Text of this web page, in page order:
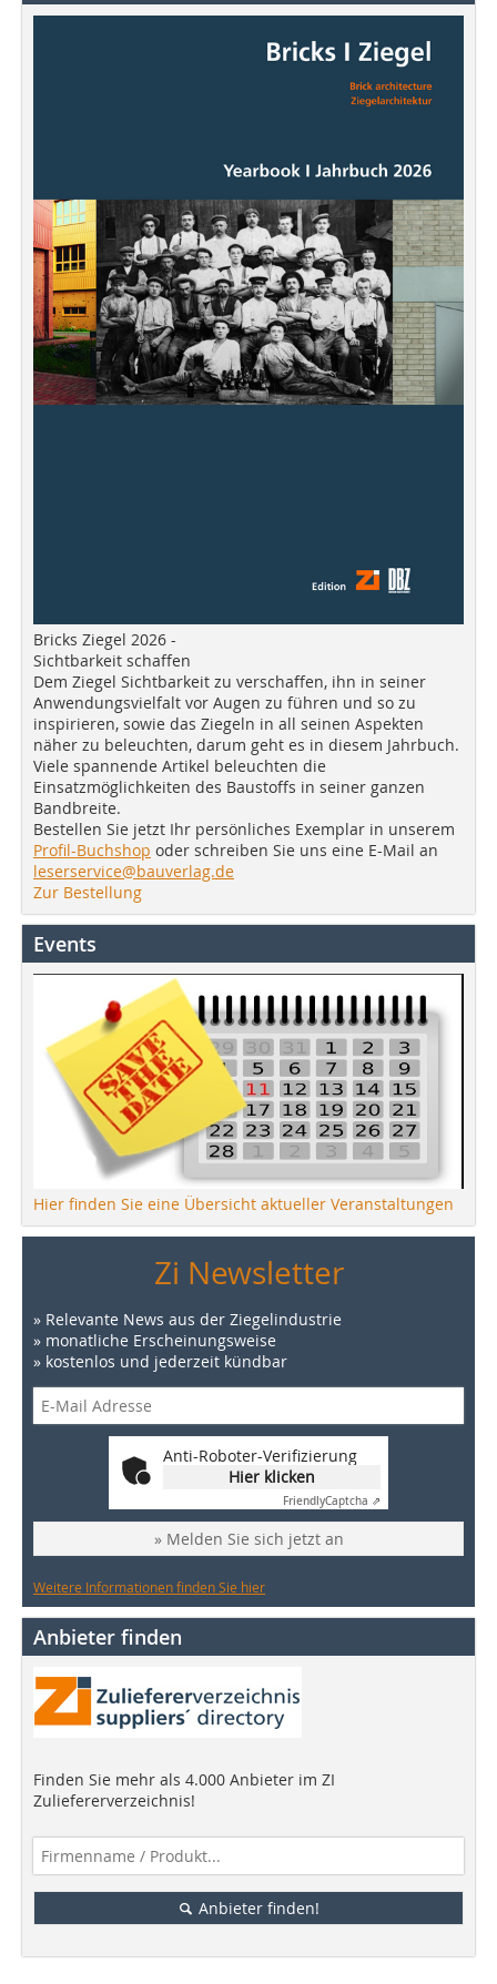
Bricks Ziegel 2026 -
Sichtbarkeit schaffen
Dem Ziegel Sichtbarkeit zu verschaffen, ihn in seiner
Anwendungsvielfalt vor Augen zu führen und so zu
inspirieren, sowie das Ziegeln in all seinen Aspekten
näher zu beleuchten, darum geht es in diesem Jahrbuch.
Viele spannende Artikel beleuchten die
Einsatzmöglichkeiten des Baustoffs in seiner ganzen
Bandbreite.
Bestellen Sie jetzt Ihr persönliches Exemplar in unserem
Profil-Buchshop oder schreiben Sie uns eine E-Mail an
leserservice@bauverlag.de
Zur Bestellung
Events
Hier finden Sie eine Übersicht aktueller Veranstaltungen
Zi Newsletter
» Relevante News aus der Ziegelindustrie
» monatliche Erscheinungsweise
» kostenlos und jederzeit kündbar
Anti-Roboter-Verifizierung
Hier klicken
FriendlyCaptcha ⇗
» Melden Sie sich jetzt an
Weitere Informationen finden Sie hier
Anbieter finden
Finden Sie mehr als 4.000 Anbieter im ZI
Zuliefererverzeichnis!
Anbieter finden!